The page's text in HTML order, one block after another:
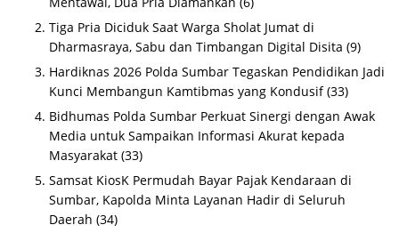
Tiga Pria Diciduk Saat Warga Sholat Jumat di
Dharmasraya, Sabu dan Timbangan Digital Disita (9)
Hardiknas 2026 Polda Sumbar Tegaskan Pendidikan Jadi
Kunci Membangun Kamtibmas yang Kondusif (33)
Bidhumas Polda Sumbar Perkuat Sinergi dengan Awak
Media untuk Sampaikan Informasi Akurat kepada
Masyarakat (33)
Samsat KiosK Permudah Bayar Pajak Kendaraan di
Sumbar, Kapolda Minta Layanan Hadir di Seluruh
Daerah (34)